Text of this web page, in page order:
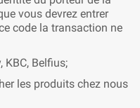
vous devrez entrer
code la transaction ne
KBC, Belfius;
les produits chez nous